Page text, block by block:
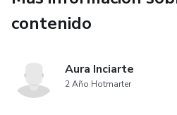
contenido
Aura Inciarte
2 Año Hotmarter